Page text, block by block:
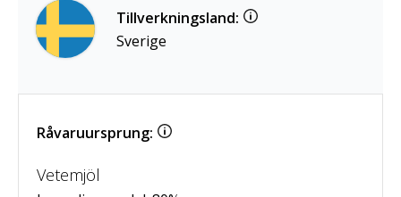
Tillverkningsland:
Sverige
Råvaruursprung:
Vetemjöl